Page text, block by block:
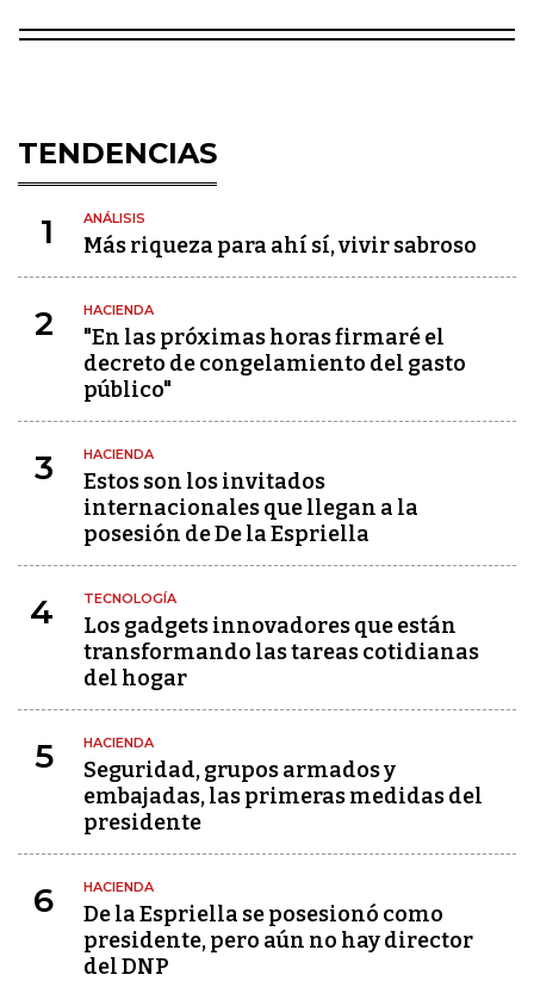
TENDENCIAS
1 ANÁLISIS
Más riqueza para ahí sí, vivir sabroso
2 HACIENDA
"En las próximas horas firmaré el
decreto de congelamiento del gasto
público"
3 HACIENDA
Estos son los invitados
internacionales que llegan a la
posesión de De la Espriella
4 TECNOLOGÍA
Los gadgets innovadores que están
transformando las tareas cotidianas
del hogar
5 HACIENDA
Seguridad, grupos armados y
embajadas, las primeras medidas del
presidente
6 HACIENDA
De la Espriella se posesionó como
presidente, pero aún no hay director
del DNP